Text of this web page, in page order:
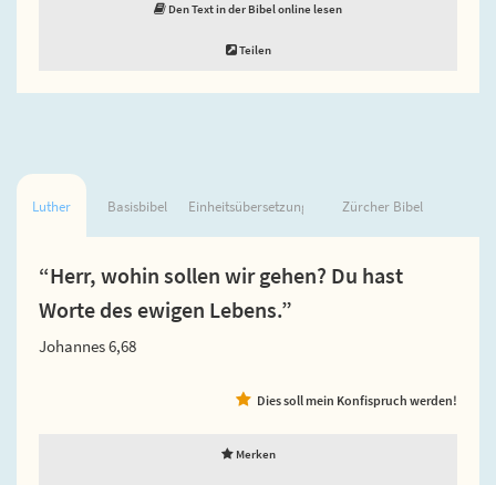
Den Text in der Bibel online lesen
Teilen
Luther Basisbibel Einheitsübersetzung Zürcher Bibel
“Herr, wohin sollen wir gehen? Du hast
Worte des ewigen Lebens.”
Johannes 6,68
Dies soll mein Konfispruch werden!
Merken